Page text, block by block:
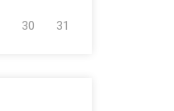
30 31